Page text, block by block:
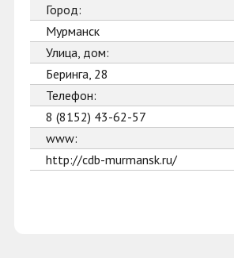
Город:
Мурманск
Улица, дом:
Беринга, 28
Телефон:
8 (8152) 43-62-57
www:
http://cdb-murmansk.ru/